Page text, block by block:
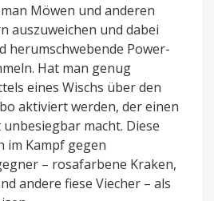
Möwen und anderen
auszuweichen und dabei
herumschwebende Power-
Hat man genug
eines Wischs über den
aktiviert werden, der einen
macht. Diese
im Kampf gegen
– rosafarbene Kraken,
andere fiese Viecher – als